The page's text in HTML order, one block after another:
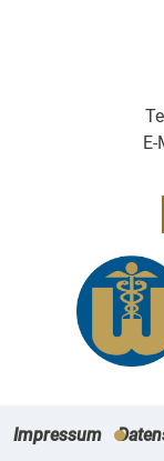
E-
Impressum